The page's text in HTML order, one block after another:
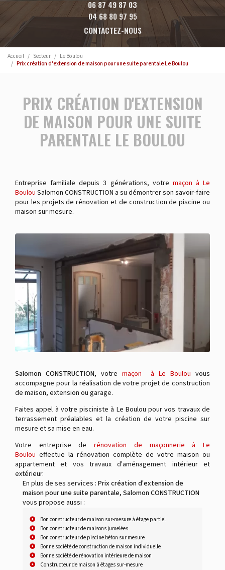
06 87 49 87 03
04 68 80 97 95
CONTACTEZ-NOUS
Accueil Secteur
Le Boulou
Prix création d'extension de maison pour une suite parentale Le Boulou
PRIX CRÉATION D'EXTENSION
DE MAISON POUR UNE SUITE
PARENTALE LE BOULOU
Entreprise familiale depuis 3 générations, votre maçon à Le
Boulou Salomon CONSTRUCTION a su démontrer son savoir-faire
pour les projets de rénovation et de construction de piscine ou
maison sur mesure.
Salomon CONSTRUCTION, votre maçon à Le Boulou vous
accompagne pour la réalisation de votre projet de construction
de maison, extension ou garage.
Faites appel à votre pisciniste à Le Boulou pour vos travaux de
terrassement préalables et la création de votre piscine sur
mesure et sa mise en eau.
Votre entreprise derénovation de maçonnerie à Le
Boulou effectue la rénovation complète de votre maison ou
appartement et vos travaux d'aménagement intérieur et
extérieur.
En plus de ses services : Prix création d'extension de
maison pour une suite parentale, Salomon CONSTRUCTION
vous propose aussi :
Bon constructeur de maison sur-mesure à étage partiel
Bon constructeur de maisons jumelées
Bon constructeur de piscine béton sur mesure
Bonne société de construction de maison individuelle
Bonne société de rénovation intérieure de maison
Constructeur de maison à étages sur-mesure